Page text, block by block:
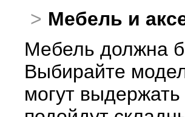
Мебель и
Мебель должна
Выбирайте
могут